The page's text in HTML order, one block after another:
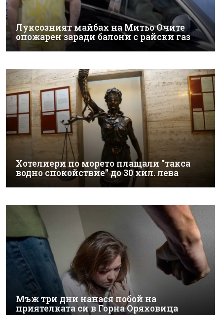
Луксозният майбах на Митьо Очите
опожарен заради балони с райски газ
Хотелиери по морето плащали "такса
водно спокойствие" до 30 хил. лева
Мъж три дни нанася побой на
приятелката си в Горна Оряховица